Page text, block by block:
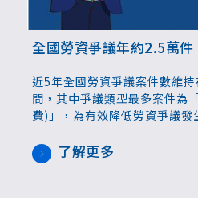
全國勞資爭議年約2.5萬
近5年全國勞資爭議案件數維
間，其中爭議類型最多案件為
費)」，為有效降低勞資爭議
造穩定和諧勞資關係。
了解更多